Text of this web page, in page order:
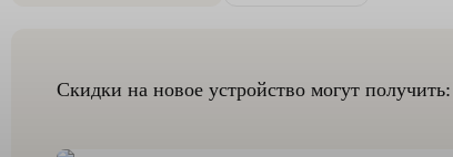
Скидки на новое устройство могут получить: